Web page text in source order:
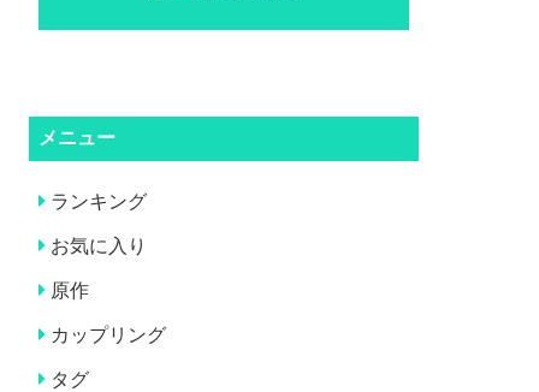
メニュー
ランキング
お気に入り
原作
カップリング
タグ